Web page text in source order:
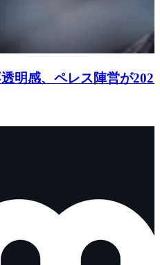
明感、ペレス陣営が